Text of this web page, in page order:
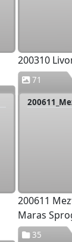
200310
71
200611
Maras
35